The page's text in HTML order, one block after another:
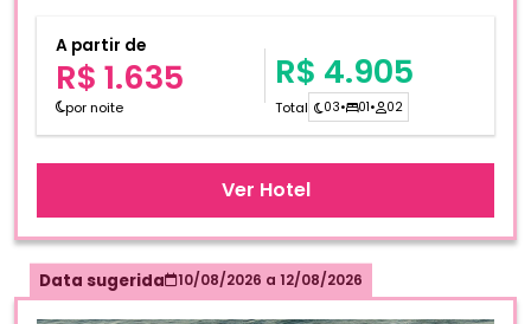
A partir de
R$ 1.635
por noite
R$ 4.905
Total 03• 01• 02
Ver Hotel
Data sugerida 10/08/2026 a 12/08/2026